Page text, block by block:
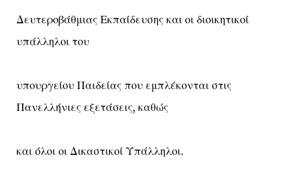
Δευτεροβάθμιας Εκπαίδευσης και οι διοικητικοί
υπάλληλοι του
υπουργείου Παιδείας που εμπλέκονται στις
Πανελλήνιες εξετάσεις, καθώς
και όλοι οι Δικαστικοί Υπάλληλοι.